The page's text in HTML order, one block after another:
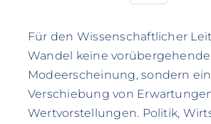
Für den Wissenschaftlicher
Wandel keine vorübergehende
Modeerscheinung, sondern
Verschiebung von
Wertvorstellungen. Politik,